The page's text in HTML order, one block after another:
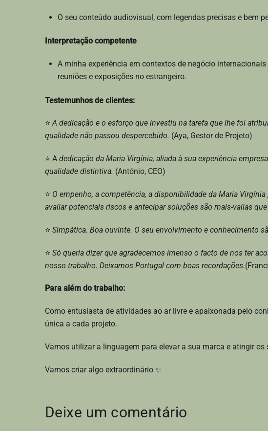
O seu conteúdo audiovisual, com legendas precisas e bem
Interpretação competente
A minha experiência em contextos de negócio
reuniões e exposições no estrangeiro.
Testemunhos de clientes:
⭐A dedicação e o esforço que investiu na tarefa que lhe foi
qualidade não passou despercebido. (Aya, Gestor de Projeto)
⭐ A dedicação da Maria Virgínia, aliada à sua experiência
qualidade distintiva. (António, CEO)
⭐ O empenho, a competência, a disponibilidade da Maria
avaliar potenciais riscos e antecipar soluções são mais-valias
⭐ Simpática. Boa ouvinte. O seu envolvimento e conhecimento
⭐ Só queria dizer que agradecemos imenso o facto de nos ter
nosso trabalho. Deixamos Portugal com boas recordações.
Para além do trabalho:
Como entusiasta de atividades ao ar livre e apaixonada pelo
única a cada projeto.
Vamos utilizar a linguagem para elevar a sua marca e atingir os
Vamos criar algo extraordinário ✨️
Deixe um comentário